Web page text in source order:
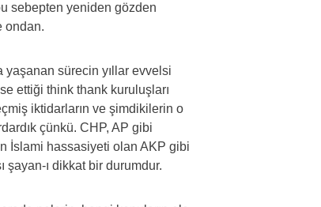
sebepten yeniden gözden
ondan.
yaşanan sürecin yıllar evvelsi
ettiği think thank kuruluşları
iktidarların ve şimdikilerin o
çünkü. CHP, AP gibi
İslami hassasiyeti olan AKP gibi
şayan-ı dikkat bir durumdur.